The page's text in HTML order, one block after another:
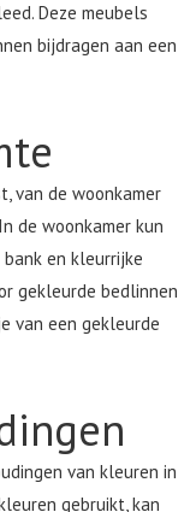
Deze meubels
bijdragen aan een
van de woonkamer
de woonkamer kun
en kleurrijke
gekleurde bedlinnen
van een gekleurde
van kleuren in
gebruikt, kan